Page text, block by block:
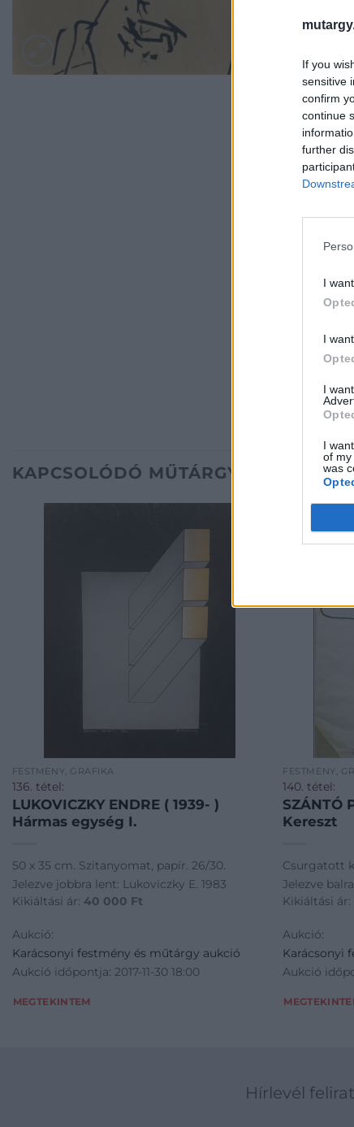
If you
sensitive
confirm
continue
further
I
I
I
I
of my
was
KAPCSOLÓDÓ MŰTÁRGYAK
FESTMÉNY, GRAFIKA
136. tétel:
LUKOVICZKY ENDRE ( 1939- )
Hármas egység I.
50 x 35 cm. Szitanyomat, papír. 26/30.
Jelezve jobbra lent: Lukoviczky E. 1983
Kikiáltási ár: 40 000 Ft
Aukció:
Karácsonyi festmény és műtárgy aukció
Aukció időpontja: 2017-11-30 18:00
MEGTEKINTEM
FESTMÉNY,
140. tétel:
SZÁNTÓ
Kereszt
Csurgatott
Jelezve
Kikiáltási ár:
Aukció:
Karácsonyi
Aukció
Hírlevél